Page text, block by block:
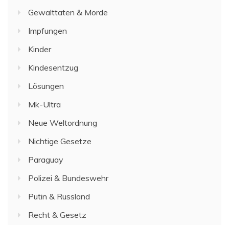
Gewalttaten & Morde
Impfungen
Kinder
Kindesentzug
Lösungen
Mk-Ultra
Neue Weltordnung
Nichtige Gesetze
Paraguay
Polizei & Bundeswehr
Putin & Russland
Recht & Gesetz